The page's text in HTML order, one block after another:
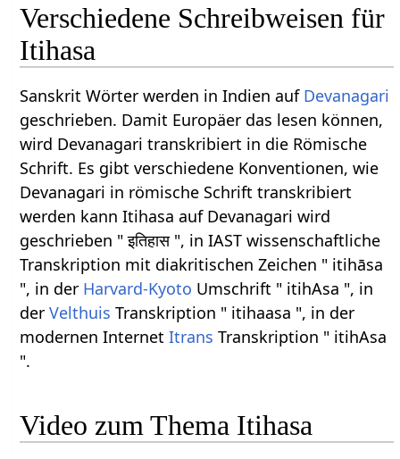
Verschiedene Schreibweisen für
Itihasa
Sanskrit Wörter werden in Indien auf Devanagari
geschrieben. Damit Europäer das lesen können,
wird Devanagari transkribiert in die Römische
Schrift. Es gibt verschiedene Konventionen, wie
Devanagari in römische Schrift transkribiert
werden kann Itihasa auf Devanagari wird
geschrieben " इतिहास ", in IAST wissenschaftliche
Transkription mit diakritischen Zeichen " itihāsa
", in der Harvard-Kyoto Umschrift " itihAsa ", in
derVelthuis Transkription " itihaasa ", in der
modernen InternetItrans Transkription " itihAsa
".
Video zum Thema Itihasa